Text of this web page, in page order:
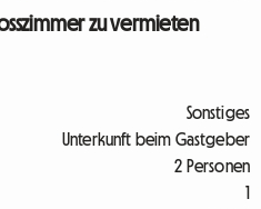
zu vermieten
Sonstiges
Unterkunft beim Gastgeber
2 Personen
1